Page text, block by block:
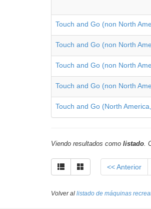
Touch and Go (non North
Touch and Go (non North
Touch and Go (non North
Touch and Go (non North
Touch and Go (North
Viendo resultados como listado.
<< Anterior
Volver al listado de máquinas